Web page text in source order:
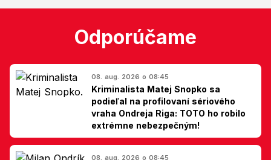
Odporúčame
08. aug. 2026 o 08:45
Kriminalista Matej Snopko sa
podieľal na profilovaní sériového
vraha Ondreja Riga: TOTO ho robilo
extrémne nebezpečným!
08. aug. 2026 o 08:45